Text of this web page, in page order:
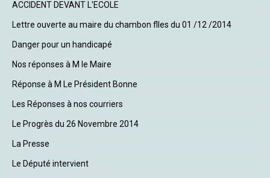
ACCIDENT DEVANT L'ECOLE
Lettre ouverte au maire du chambon flles du 01 /12 /2014
Danger pour un handicapé
Nos réponses à M le Maire
Réponse à M Le Président Bonne
Les Réponses à nos courriers
Le Progrès du 26 Novembre 2014
La Presse
Le Député intervient